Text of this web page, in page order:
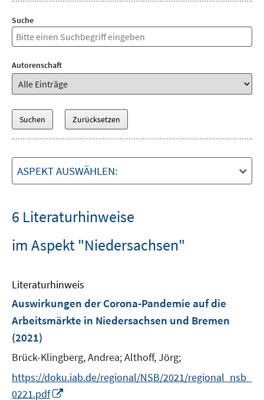
Suche
Autorenschaft
ASPEKT AUSWÄHLEN:
6 Literaturhinweise
im Aspekt "Niedersachsen"
Literaturhinweis
Auswirkungen der Corona-Pandemie auf die
Arbeitsmärkte in Niedersachsen und Bremen
(2021)
Brück-Klingberg, Andrea;Althoff, Jörg;
https://doku.iab.de/regional/NSB/2021/regional_nsb_
0221.pdf